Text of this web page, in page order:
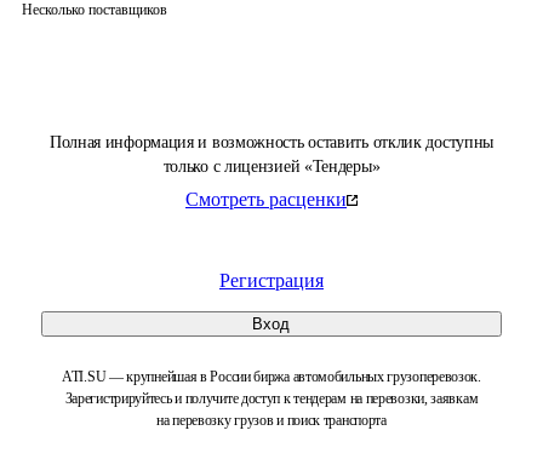
Полная информация и возможность оставить отклик доступны
только с лицензией «Тендеры»
Смотреть расценки
Регистрация
Вход
ATI.SU — крупнейшая в России биржа автомобильных грузоперевозок.
Зарегистрируйтесь и получите доступ к тендерам на перевозки, заявкам
на перевозку грузов и поиск транспорта
Несколько поставщиков